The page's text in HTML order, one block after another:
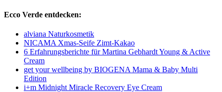
Ecco Verde entdecken:
alviana Naturkosmetik
NICAMA Xmas-Seife Zimt-Kakao
6 Erfahrungsberichte für Martina Gebhardt Young & Active
Cream
get your wellbeing by BIOGENA Mama & Baby Multi
Edition
i+m Midnight Miracle Recovery Eye Cream